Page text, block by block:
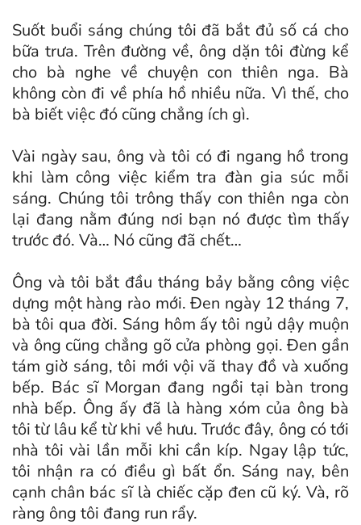
Suốt buổi sáng chúng tôi đã bắt đủ số cá cho
bữa trưa. Trên đường về, ông dặn tôi đừng kể
cho bà nghe về chuyện con thiên nga. Bà
không còn đi về phía hồ nhiều nữa. Vì thế, cho
bà biết việc đó cũng chẳng ích gì.
Vài ngày sau, ông và tôi có đi ngang hồ trong
khi làm công việc kiểm tra đàn gia súc mỗi
sáng. Chúng tôi trông thấy con thiên nga còn
lại đang nằm đúng nơi bạn nó được tìm thấy
trước đó. Và… Nó cũng đã chết…
Ông và tôi bắt đầu tháng bảy bằng công việc
dựng một hàng rào mới. Đen ngày 12 tháng 7,
bà tôi qua đời. Sáng hôm ấy tôi ngủ dậy muộn
và ông cũng chẳng gõ cửa phòng gọi. Đen gần
tám giờ sáng, tôi mới vội vã thay đồ và xuống
bếp. Bác sĩ Morgan đang ngồi tại bàn trong
nhà bếp. Ông ấy đã là hàng xóm của ông bà
tôi từ lâu kể từ khi về hưu. Trước đây, ông có tới
nhà tôi vài lần mỗi khi cần kíp. Ngay lập tức,
tôi nhận ra có điều gì bất ổn. Sáng nay, bên
cạnh chân bác sĩ là chiếc cặp đen cũ ký. Và, rõ
ràng ông tôi đang run rẩy.